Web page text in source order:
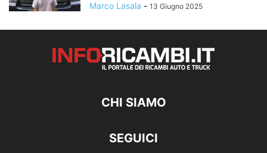
Marco Lasala - 13 Giugno 2025
CHI SIAMO
SEGUICI